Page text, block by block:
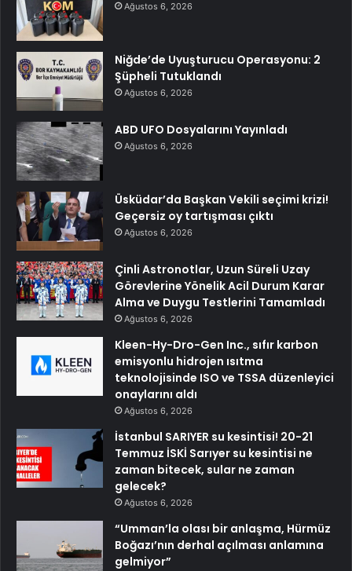
Ağustos 6, 2026
Niğde’de Uyuşturucu Operasyonu: 2
Şüpheli Tutuklandı
Ağustos 6, 2026
ABD UFO Dosyalarını Yayınladı
Ağustos 6, 2026
Üsküdar’da Başkan Vekili seçimi krizi!
Geçersiz oy tartışması çıktı
Ağustos 6, 2026
Çinli Astronotlar, Uzun Süreli Uzay
Görevlerine Yönelik Acil Durum Karar
Alma ve Duygu Testlerini Tamamladı
Ağustos 6, 2026
Kleen-Hy-Dro-Gen Inc., sıfır karbon
emisyonlu hidrojen ısıtma
teknolojisinde ISO ve TSSA düzenleyici
onaylarını aldı
Ağustos 6, 2026
İstanbul SARIYER su kesintisi! 20-21
Temmuz İSKİ Sarıyer su kesintisi ne
zaman bitecek, sular ne zaman
gelecek?
Ağustos 6, 2026
“Umman’la olası bir anlaşma, Hürmüz
Boğazı’nın derhal açılması anlamına
gelmiyor”